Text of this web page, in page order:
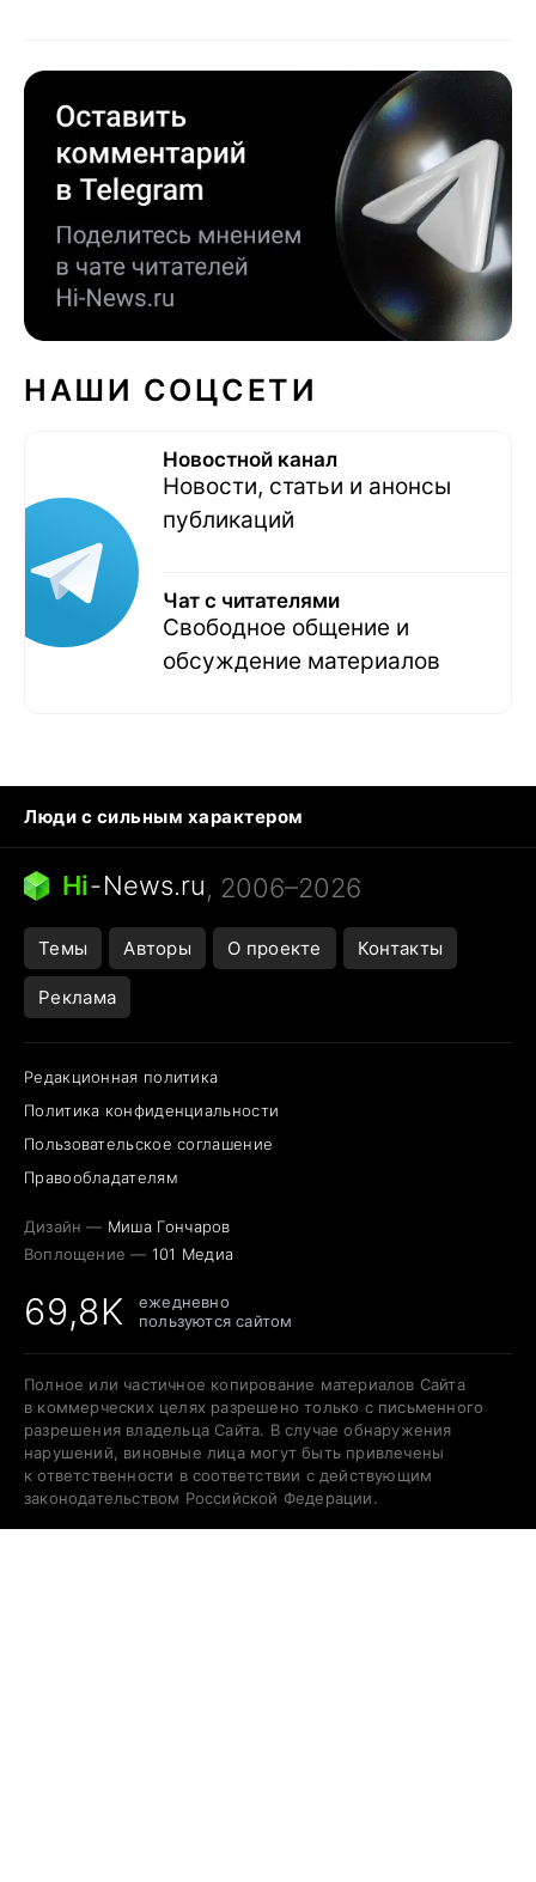
НАШИ СОЦСЕТИ
Новостной канал
Новости, статьи и анонсы
публикаций
Чат с читателями
Свободное общение и
обсуждение материалов
Люди с сильным характером
Кошка писает на кровать
Тунцы в океанариуме
Ядовитые пауки России
Города в ядерной войне
Открытие в Google Maps
Hi-News.ru, 2006–2026
Темы Авторы О проекте Контакты
Реклама
Редакционная политика
Политика конфиденциальности
Пользовательское соглашение
Правообладателям
Дизайн — Миша Гончаров
Воплощение — 101 Медиа
69,8K
ежедневно
пользуются сайтом
Полное или частичное копирование материалов Сайта
в коммерческих целях разрешено только с письменного
разрешения владельца Сайта. В случае обнаружения
нарушений, виновные лица могут быть привлечены
к ответственности в соответствии с действующим
законодательством Российской Федерации.